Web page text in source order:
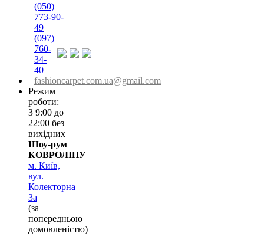
(050)
773-90-
49
(097)
760-
34-
40
fashioncarpet.com.ua@gmail.com
Режим
роботи:
З 9:00 до
22:00 без
вихідних
Шоу-рум
КОВРОЛІНУ
м. Київ,
вул.
Колекторна
3а
(за
попередньою
домовленістю)